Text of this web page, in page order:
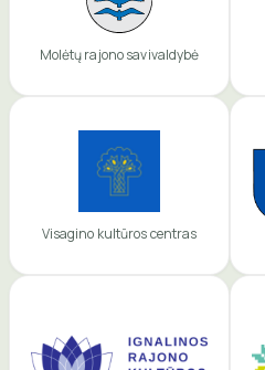
Molėtų rajono savivaldybė
Visagino kultūros centras